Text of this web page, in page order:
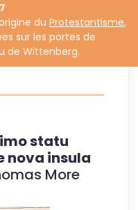
du Protestantisme,
sur les portes de
de Wittenberg.
statu
nova insula
More